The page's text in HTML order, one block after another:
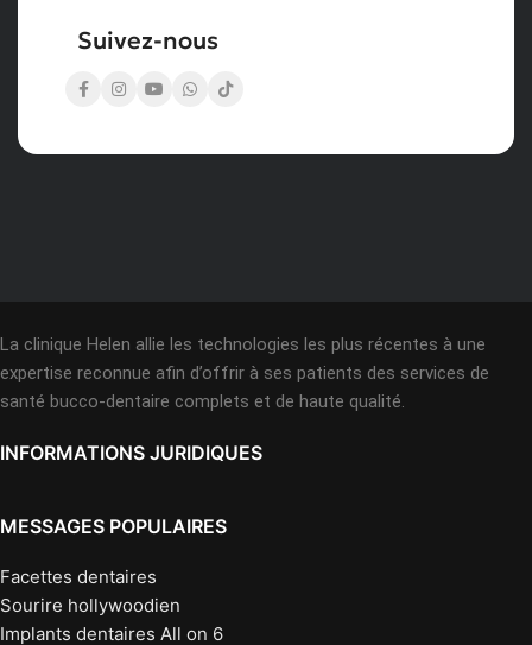
Suivez-nous
La clinique Helen allie les technologies les plus récentes à une
expertise reconnue afin d’offrir à ses patients des services de
santé bucco-dentaire complets et de haute qualité.
INFORMATIONS JURIDIQUES
MESSAGES POPULAIRES
Facettes dentaires
Sourire hollywoodien
Implants dentaires All on 6